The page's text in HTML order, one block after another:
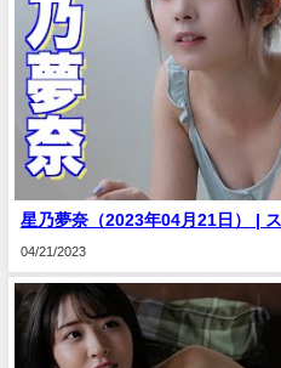
星乃夢奈（2023年04月21日） |
04/21/2023